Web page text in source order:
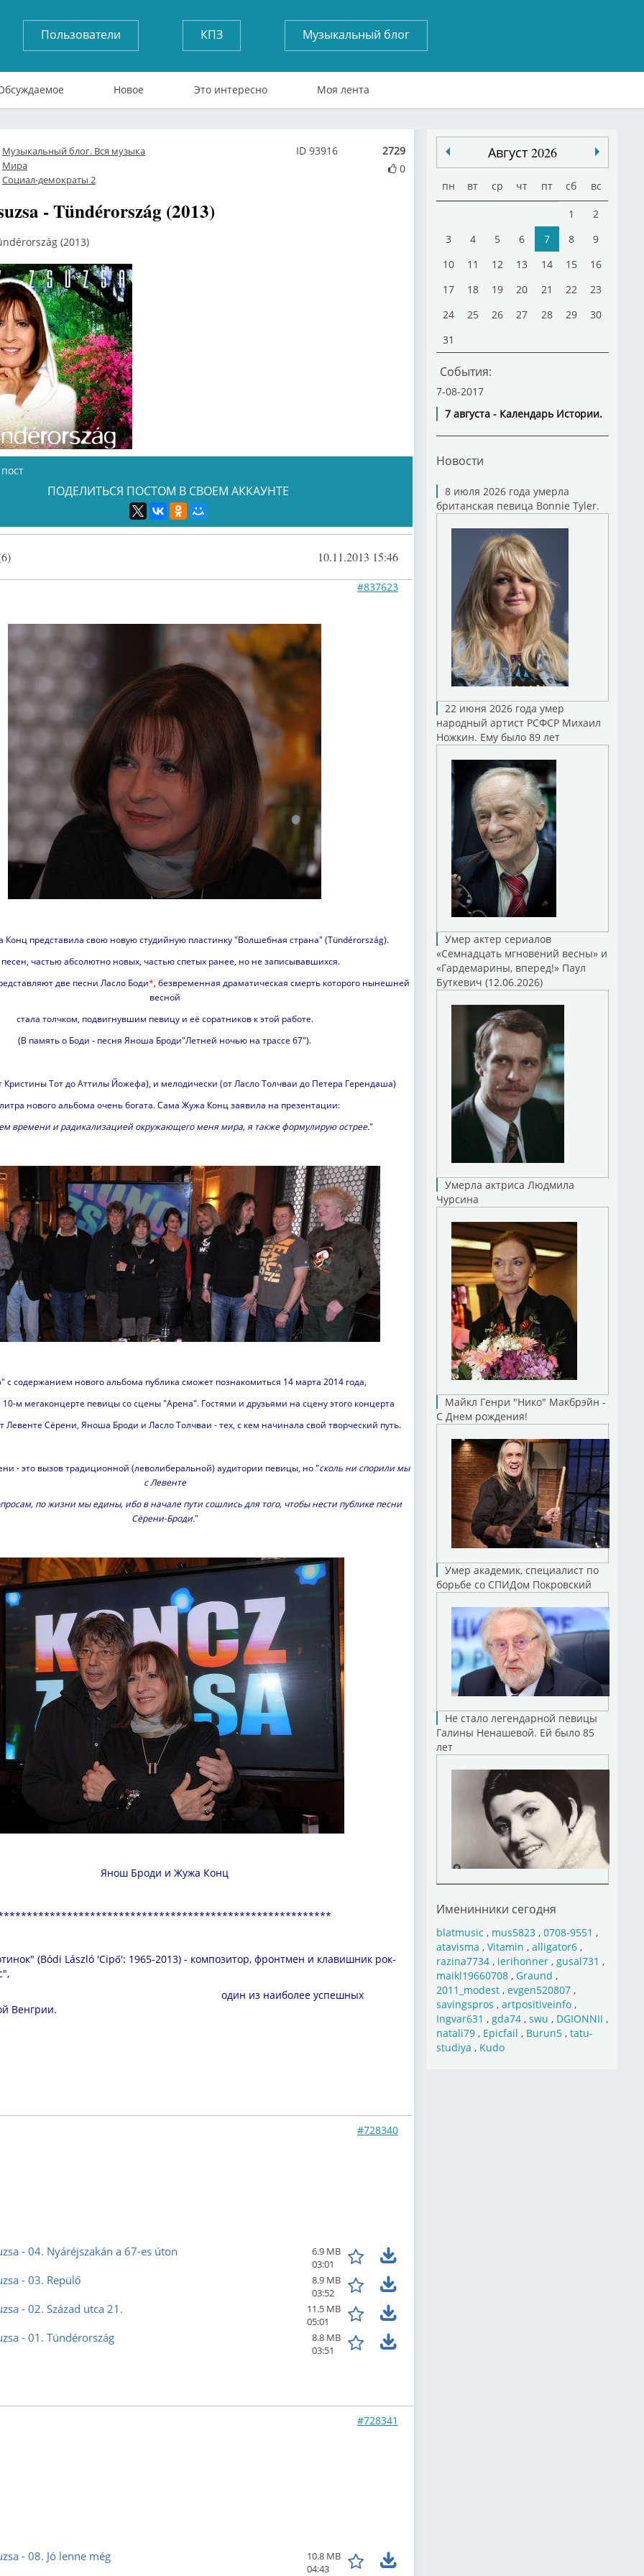
Пользователи КПЗ Музыкальный блог
Новое Это интересно Моя лента
Музыкальный блог. Вся музыка
Мира
Социал-демократы 2
2729
0
ID 93916
- Tündérország (2013)
(2013)
ПОДЕЛИТЬСЯ ПОСТОМ В СВОЕМ АККАУНТЕ
10.11.2013 15:46
#837623
Конц представила свою новую студийную пластинку "Волшебная страна" (Tündérország).
песен, частью абсолютно новых, частью спетых ранее, но не записывавшихся.
две песни Ласло Боди*, безвременная драматическая смерть которого нынешней
весной
стала толчком, подвигнувшим певицу и её соратников к этой работе.
(В память о Боди - песня Яноша Броди"Летней ночью на трассе 67").
Кристины Тот до Аттилы Йожефа), и мелодически (от Ласло Толчваи до Петера Герендаша)
нового альбома очень богата. Сама Жужа Конц заявила на презентации:
времени и радикализацией окружающего меня мира, я также формулирую острее."
с содержанием нового альбома публика сможет познакомиться 14 марта 2014 года,
м мегаконцерте певицы со сцены "Арена". Гостями и друзьями на сцену этого концерта
Левенте Сёрени, Яноша Броди и Ласло Толчваи - тех, с кем начинала свой творческий путь.
- это вызов традиционной (леволиберальной) аудитории певицы, но "сколь ни спорили мы
с Левенте
по жизни мы едины, ибо в начале пути сошлись для того, чтобы нести публике песни
Сёрени-Броди."
Янош Броди и Жужа Конц
(Bódi László 'Cipő': 1965-2013) - композитор, фронтмен и клавишник рок-
из наиболее успешных
Венгрии.
#728340
- 04. Nyáréjszakán a 67-es úton
6.9 MB
03:01
- 03. Repülő
8.9 MB
03:52
- 02. Század utca 21.
11.5 MB
05:01
- 01. Tündérország
8.8 MB
03:51
#728341
- 08. Jó lenne még
10.8 MB
04:43
Август 2026
пн вт ср чт пт сб вс
1
2
3
4 5 6 7 8
9
10
11 12 13 14 15
16
17
18 19 20 21 22
23
24
25 26 27 28 29
30
31
События:
7-08-2017
7 августа - Календарь Истории.
Новости
8 июля 2026 года умерла
британская певица Bonnie Tyler.
22 июня 2026 года умер
народный артист РСФСР Михаил
Ножкин. Ему было 89 лет
Умер актер сериалов
«Семнадцать мгновений весны» и
«Гардемарины, вперед!» Паул
Буткевич (12.06.2026)
Умерла актриса Людмила
Чурсина
Майкл Генри "Нико" Макбрэйн -
С Днем рождения!
Умер академик, специалист по
борьбе со СПИДом Покровский
Не стало легендарной певицы
Галины Ненашевой. Ей было 85
лет
Именинники сегодня
blatmusic , mus5823, 0708-9551 ,
atavisma , Vitamin , alligator6,
razina7734, ierihonner, gusal731 ,
maikl19660708, Graund ,
2011_modest, evgen520807,
savingspros , artpositiveinfo,
Ingvar631 , gda74, swu , DGIONNII ,
natali79, Epicfail , Burun5, tatu-
studiya , Kudo